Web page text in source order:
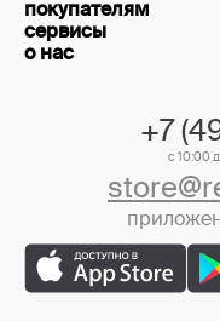
покупателям
сервисы
о нас
+7
с 10:00